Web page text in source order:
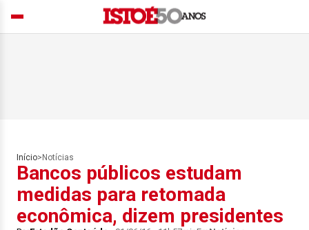
Início> Notícias
Bancos públicos estudam
medidas para retomada
econômica, dizem presidentes